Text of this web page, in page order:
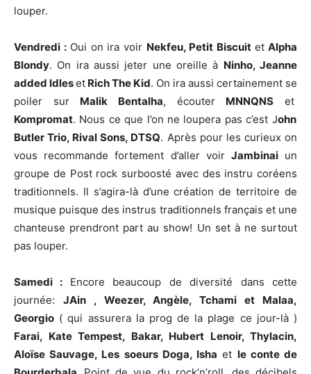
louper.
Vendredi :Oui on ira voir Nekfeu, Petit Biscuitet Alpha
Blondy. On ira aussi jeter une oreille à Ninho, Jeanne
added Idleset Rich The Kid. On ira aussi certainement se
poiler sur Malik Bentalha, écouter MNNQNS et
Kompromat. Nous ce que l’on ne loupera pas c’est John
Butler Trio, Rival Sons, DTSQ. Après pour les curieux on
vous recommande fortement d’aller voir Jambinaiun
groupe de Post rock surboosté avec des instru coréens
traditionnels. Il s’agira-là d’une création de territoire de
musique puisque des instrus traditionnels français et une
chanteuse prendront part au show! Un set à ne surtout
pas louper.
Samedi : Encore beaucoup de diversité dans cette
journée: JAin , Weezer, Angèle, Tchami et Malaa,
Georgio ( qui assurera la prog de la plage ce jour-là )
Farai, Kate Tempest, Bakar, Hubert Lenoir, Thylacin,
Aloïse Sauvage, Les soeurs Doga, Isha et le conte de